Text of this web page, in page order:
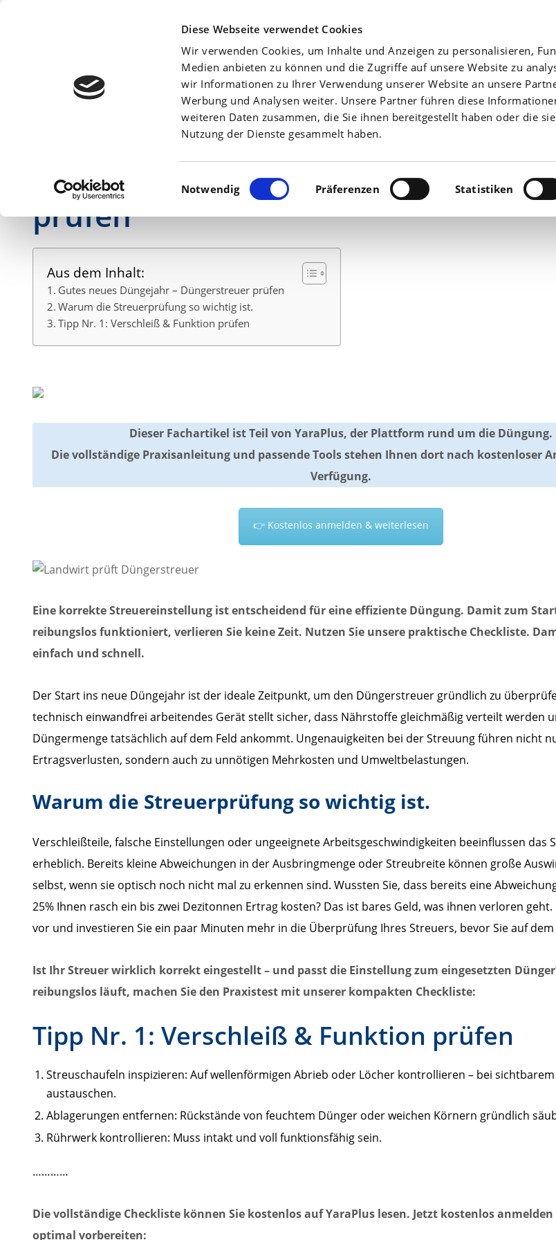
Diese Webseite verwendet Cookies
Wir verwenden Cookies, um Inhalte und Anzeigen zu personalisieren,
Medien anbieten zu können und die Zugriffe auf unsere Website zu
wir Informationen zu Ihrer Verwendung unserer Website an unsere
Werbung und Analysen weiter. Unsere Partner führen diese
weiteren Daten zusammen, die Sie ihnen bereitgestellt haben oder die
Nutzung der Dienste gesammelt haben.
Einwilligungsauswahl
Notwendig Präferenzen Statistiken
Aktuell
4. März 2026
Gutes neues Düngejahr –
prüfen
Aus dem Inhalt:
Gutes neues Düngejahr – Düngerstreuer prüfen
Warum die Streuerprüfung so wichtig ist.
Tipp Nr. 1: Verschleiß & Funktion prüfen
Dieser Fachartikel ist Teil von YaraPlus, der Plattform rund um die Düngung.
Die vollständige Praxisanleitung und passende Tools stehen Ihnen dort nach kostenloser
Verfügung.
👉 Kostenlos anmelden & weiterlesen
Eine korrekte Streuereinstellung ist entscheidend für eine effiziente Düngung. Damit zum
reibungslos funktioniert, verlieren Sie keine Zeit. Nutzen Sie unsere praktische Checkliste.
einfach und schnell.
Der Start ins neue Düngejahr ist der ideale Zeitpunkt, um den Düngerstreuer gründlich zu
technisch einwandfrei arbeitendes Gerät stellt sicher, dass Nährstoffe gleichmäßig verteilt werden
Düngermenge tatsächlich auf dem Feld ankommt. Ungenauigkeiten bei der Streuung führen nicht
Ertragsverlusten, sondern auch zu unnötigen Mehrkosten und Umweltbelastungen.
Warum die Streuerprüfung so wichtig ist.
Verschleißteile, falsche Einstellungen oder ungeeignete Arbeitsgeschwindigkeiten beeinflussen das
erheblich. Bereits kleine Abweichungen in der Ausbringmenge oder Streubreite können große
selbst, wenn sie optisch noch nicht mal zu erkennen sind. Wussten Sie, dass bereits eine
25% Ihnen rasch ein bis zwei Dezitonnen Ertrag kosten? Das ist bares Geld, was ihnen verloren geht.
vor und investieren Sie ein paar Minuten mehr in die Überprüfung Ihres Streuers, bevor Sie auf dem
Ist Ihr Streuer wirklich korrekt eingestellt – und passt die Einstellung zum eingesetzten
reibungslos läuft, machen Sie den Praxistest mit unserer kompakten Checkliste:
Tipp Nr. 1: Verschleiß & Funktion prüfen
Streuschaufeln inspizieren: Auf wellenförmigen Abrieb oder Löcher kontrollieren – bei
austauschen.
Ablagerungen entfernen: Rückstände von feuchtem Dünger oder weichen Körnern gründlich
Rührwerk kontrollieren: Muss intakt und voll funktionsfähig sein.
…………
Die vollständige Checkliste können Sie kostenlos auf YaraPlus lesen. Jetzt kostenlos
optimal vorbereiten: